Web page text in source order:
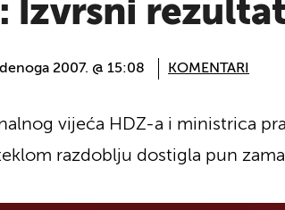
Izvrsni
2007. @ 15:08 KOMENTARI
vijeća HDZ-a i ministrica
razdoblju dostigla pun